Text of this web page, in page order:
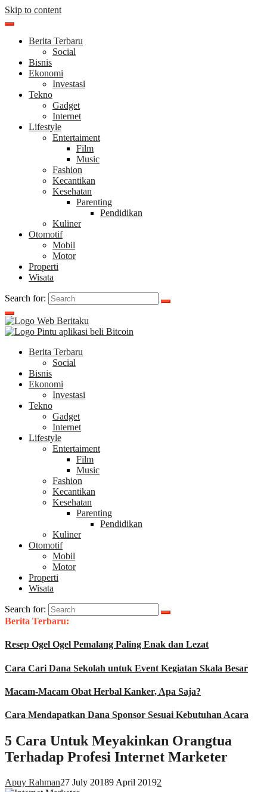
Skip to content
Berita Terbaru
Social
Bisnis
Ekonomi
Investasi
Tekno
Gadget
Internet
Lifestyle
Entertaiment
Film
Music
Fashion
Kecantikan
Kesehatan
Parenting
Pendidikan
Kuliner
Otomotif
Mobil
Motor
Properti
Wisata
Search for:
Berita Terbaru
Social
Bisnis
Ekonomi
Investasi
Tekno
Gadget
Internet
Lifestyle
Entertaiment
Film
Music
Fashion
Kecantikan
Kesehatan
Parenting
Pendidikan
Kuliner
Otomotif
Mobil
Motor
Properti
Wisata
Search for:
Berita Terbaru:
Resep Ogel Ogel Pemalang Paling Enak dan Lezat
Cara Cari Dana Sekolah untuk Event Kegiatan Skala Besar
Macam-Macam Obat Herbal Kanker, Apa Saja?
Cara Mendapatkan Dana Sponsor Sesuai Kebutuhan Acara
5 Cara Untuk Meyakinkan Orangtua
Terhadap Profesi Internet Marketer
Apuy Rahman27 July 20189 April 20192